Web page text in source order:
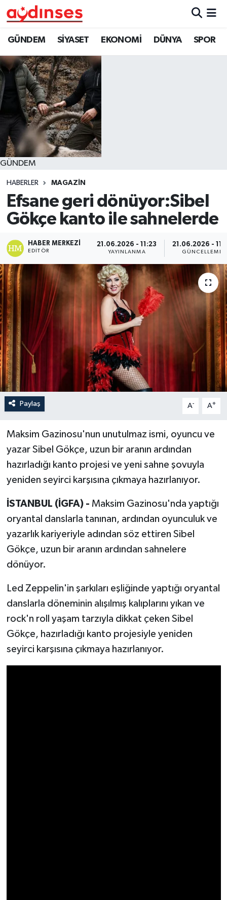
GÜNDEM SİYASET EKONOMİ DÜNYA SPOR
GÜNDEM
HABERLER MAGAZİN
Efsane geri dönüyor:Sibel
Gökçe kanto ile sahnelerde
HABER MERKEZI
EDITÖR
21.06.2026 - 11:23
YAYINLANMA
21.06.2026 -
GÜNCELLEME
Paylaş A- A+
Maksim Gazinosu'nun unutulmaz ismi, oyuncu ve
yazar Sibel Gökçe, uzun bir aranın ardından
hazırladığı kanto projesi ve yeni sahne şovuyla
yeniden seyirci karşısına çıkmaya hazırlanıyor.
İSTANBUL (İGFA) - Maksim Gazinosu'nda yaptığı
oryantal danslarla tanınan, ardından oyunculuk ve
yazarlık kariyeriyle adından söz ettiren Sibel
Gökçe, uzun bir aranın ardından sahnelere
dönüyor.
Led Zeppelin'in şarkıları eşliğinde yaptığı oryantal
danslarla döneminin alışılmış kalıplarını yıkan ve
rock'n roll yaşam tarzıyla dikkat çeken Sibel
Gökçe, hazırladığı kanto projesiyle yeniden
seyirci karşısına çıkmaya hazırlanıyor.
GÜNDEM
SİYASET
EKONOMİ
DÜNYA
SPOR
MAGAZİN
Nöbetçi Eczaneler
Hava Durumu
Aydin Namaz Vakitleri
Trafik Durumu
Süper Lig Puan Durumu ve Fikstür
Tüm Manşetler
Son Dakika Haberleri
Haber Arşivi